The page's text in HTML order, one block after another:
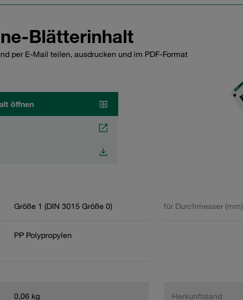
Blätterinhalt
per E-Mail teilen, ausdrucken und im PDF-Format
öffnen
Größe 1 (DIN 3015 Größe 0) für Durchmesser (mm)
PP Polypropylen
0,06 kg Herkunftsland